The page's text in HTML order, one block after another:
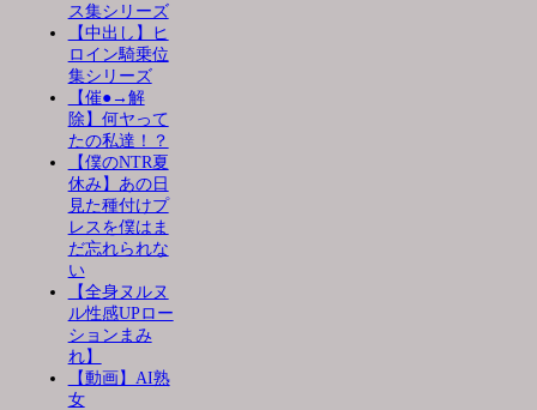
ス集シリーズ
【中出し】ヒ
ロイン騎乗位
集シリーズ
【催●→解
除】何ヤって
たの私達！？
【僕のNTR夏
休み】あの日
見た種付けプ
レスを僕はま
だ忘れられな
い
【全身ヌルヌ
ル性感UPロー
ションまみ
れ】
【動画】AI熟
女